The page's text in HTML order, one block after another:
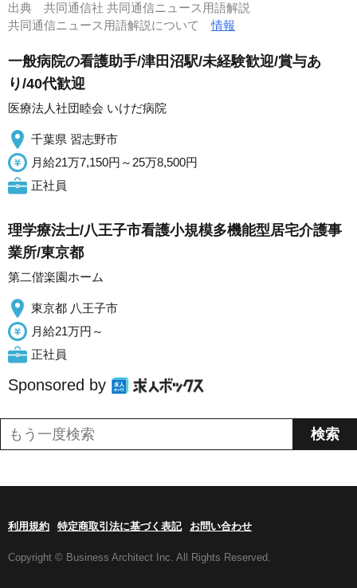
出典 共同通信社 共同通信ニュース用語解説
共同通信ニュース用語解説について情報
一般病院の看護助手/津田沼駅/未経験歓迎/賞与あ
り/40代歓迎
医療法人社団睦会 いけだ病院
千葉県 習志野市
月給21万7,150円～25万8,500円
正社員
理学療法士/八王子市看護小規模多機能型居宅介護事
業所/東京都
第二偕楽園ホーム
東京都 八王子市
月給21万円～
正社員
Sponsored by
利用規約 特定商取引法に基づく表記 お問い合わせ
Copyright © Business Architect Inc. All Rights Reserved.